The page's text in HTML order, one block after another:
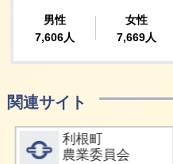
関連サイト
詳細をみる
利根町
農業委員会